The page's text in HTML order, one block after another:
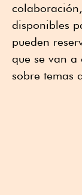
disponibles
pueden
que se van a
sobre temas